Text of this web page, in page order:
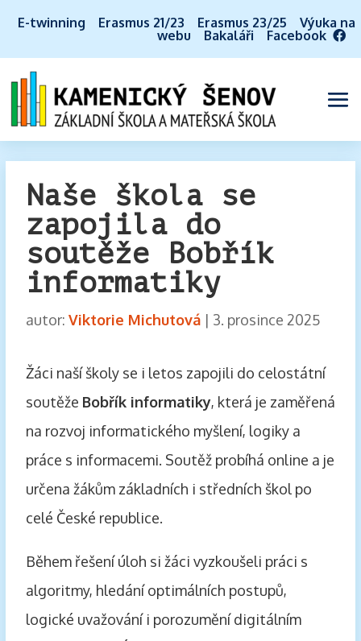
E-twinning Erasmus 21/23 Erasmus 23/25
Výuka na
webu
Bakaláři Facebook
Naše škola se
zapojila do
soutěže Bobřík
informatiky
autor: Viktorie Michutová| 3. prosince 2025
Žáci naší školy se i letos zapojili do celostátní
soutěže Bobřík informatiky, která je zaměřená
na rozvoj informatického myšlení, logiky a
práce s informacemi. Soutěž probíhá online a je
určena žákům základních i středních škol po
celé České republice.
Během řešení úloh si žáci vyzkoušeli práci s
algoritmy, hledání optimálních postupů,
logické uvažování i porozumění digitálním